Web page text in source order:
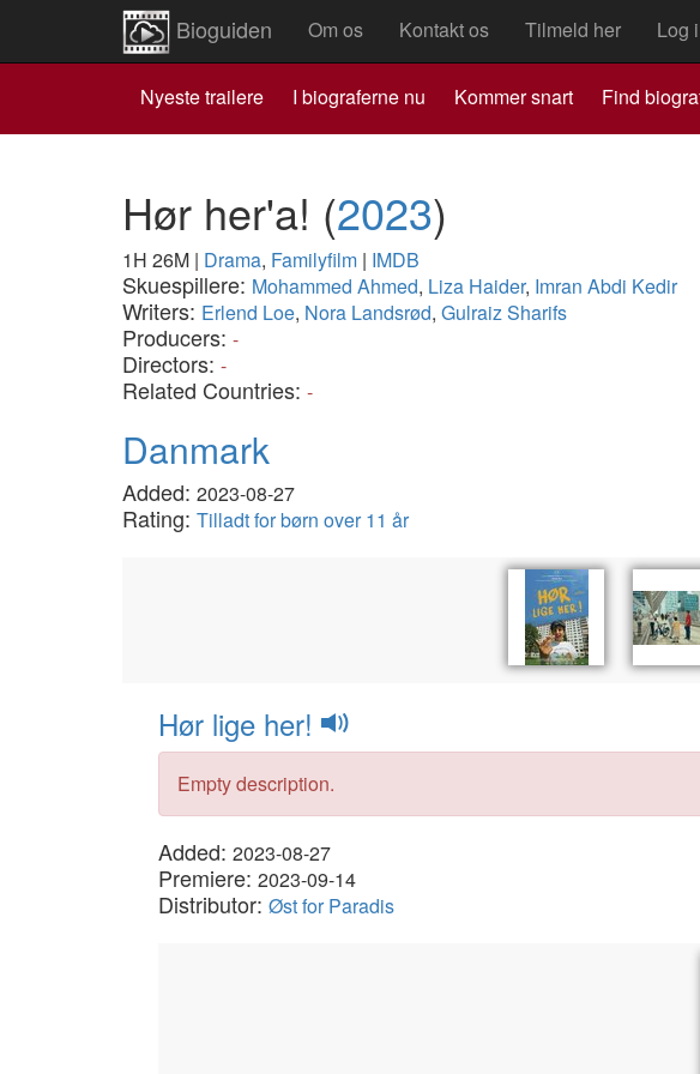
Bioguiden Om os Kontakt os Tilmeld her Log
Nyeste trailere I biograferne nu Kommer snart Find
Hør her'a! (2023)
1H 26M | Drama, Familyfilm | IMDB
Skuespillere: Mohammed Ahmed, Liza Haider, Imran Abdi Kedir
Writers: Erlend Loe, Nora Landsrød, Gulraiz Sharifs
Producers: -
Directors: -
Related Countries: -
Danmark
Added: 2023-08-27
Rating: Tilladt for børn over 11 år
Hør lige her!
Empty description.
Added: 2023-08-27
Premiere: 2023-09-14
Distributor: Øst for Paradis